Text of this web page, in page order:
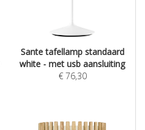
Sante tafellamp standaard
white - met usb aansluiting
€ 76,30